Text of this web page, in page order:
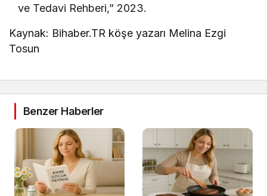
ve Tedavi Rehberi,” 2023.
Kaynak: Bihaber.TR köşe yazarı Melina Ezgi
Tosun
Benzer Haberler